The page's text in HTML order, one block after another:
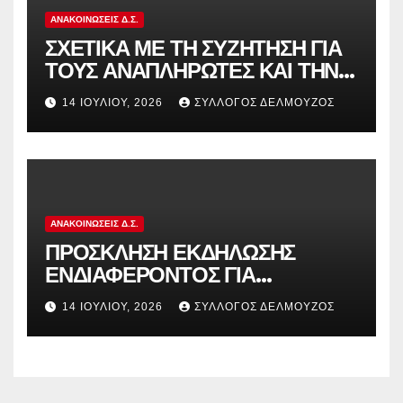
ΑΝΑΚΟΙΝΏΣΕΙΣ Δ.Σ.
ΣΧΕΤΙΚΑ ΜΕ ΤΗ ΣΥΖΗΤΗΣΗ ΓΙΑ
ΤΟΥΣ ΑΝΑΠΛΗΡΩΤΕΣ ΚΑΙ ΤΗΝ
ΠΑΡΑΠΟΜΠΗ ΤΗΣ ΕΛΛΑΔΑΣ
ΣΤΟ ΕΥΡΩΠΑΪΚΟ ΔΙΚΑΣΤΗΡΙΟ
14 ΙΟΥΛΊΟΥ, 2026 ΣΎΛΛΟΓΟΣ ΔΕΛΜΟΎΖΟΣ
ΑΝΑΚΟΙΝΏΣΕΙΣ Δ.Σ.
ΠΡΟΣΚΛΗΣΗ ΕΚΔΗΛΩΣΗΣ
ΕΝΔΙΑΦΕΡΟΝΤΟΣ ΓΙΑ
ΚΑΤΑΣΚΗΝΩΣΕΙΣ ΔΟΕ
14 ΙΟΥΛΊΟΥ, 2026 ΣΎΛΛΟΓΟΣ ΔΕΛΜΟΎΖΟΣ